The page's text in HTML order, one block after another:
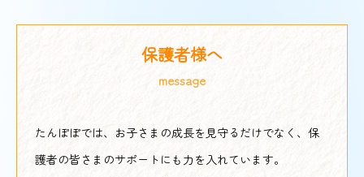
保護者様へ
message
たんぽぽでは、お子さまの成長を見守るだけでなく、保
護者の皆さまのサポートにも力を入れています。